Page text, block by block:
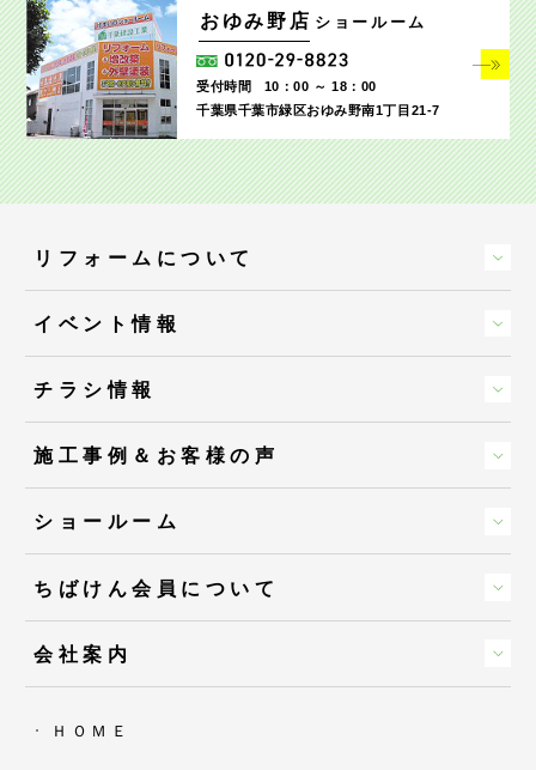
おゆみ野店 ショールーム
受付時間
10：00 ～ 18：00
千葉県千葉市緑区おゆみ野南1丁目21-7
リフォームについて
イベント情報
チラシ情報
施工事例＆お客様の声
ショールーム
ちばけん会員について
会社案内
ＨＯＭＥ